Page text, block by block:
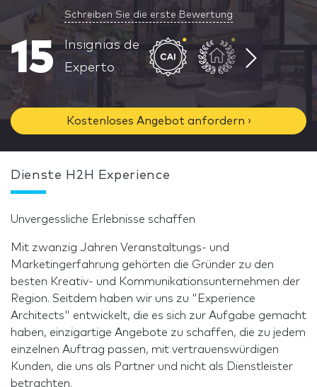
Schreiben Sie die erste Bewertung
15
Insignias de
Experto
Kostenloses Angebot anfordern ›
Dienste H2H Experience
Unvergessliche Erlebnisse schaffen
Mit zwanzig Jahren Veranstaltungs- und
Marketingerfahrung gehörten die Gründer zu den
besten Kreativ- und Kommunikationsunternehmen der
Region. Seitdem haben wir uns zu "Experience
Architects" entwickelt, die es sich zur Aufgabe gemacht
haben, einzigartige Angebote zu schaffen, die zu jedem
einzelnen Auftrag passen, mit vertrauenswürdigen
Kunden, die uns als Partner und nicht als Dienstleister
betrachten.